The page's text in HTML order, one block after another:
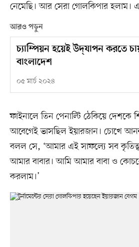
নেমেছি। আর সেরা গোলকিপার হলাম। এ
আরও পড়ুন
চ্যাম্পিয়ন হয়েই উদ্‌যাপন করতে
বাংলাদেশ
০৫ মার্চ ২০২৪
ফাইনালে তিন পেনাল্টি ঠেকিয়ে
আবেগেই ভাসছিল ইয়ারজান। চোখে
বলল সে, ‘আমার এই সাফল্যে সব
আমার বাবার। আমি আমার বাবা ও
করলাম।’